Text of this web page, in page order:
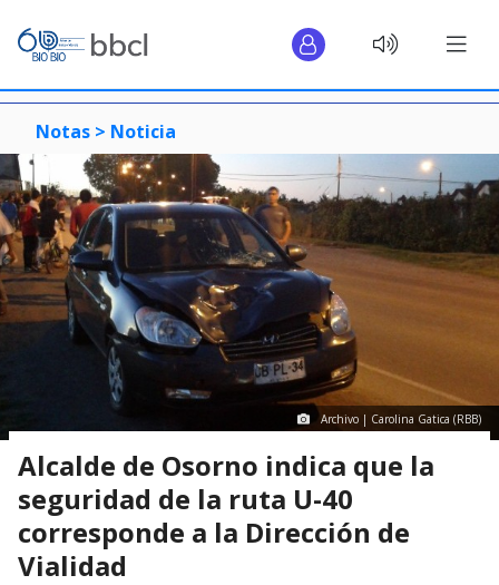
Notas > Noticia
Archivo | Carolina Gatica (RBB)
Alcalde de Osorno indica que la
seguridad de la ruta U-40
corresponde a la Dirección de
Vialidad